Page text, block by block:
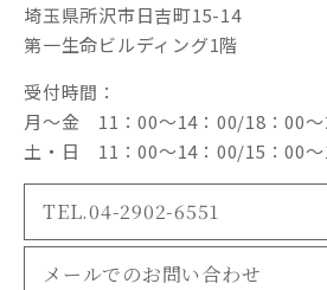
埼玉県所沢市日吉町15-14
第一生命ビルディング1階
受付時間：
月～金 11：00～14：00/18：00～
土・日 11：00～14：00/15：00～
TEL.04-2902-6551
メールでのお問い合わせ